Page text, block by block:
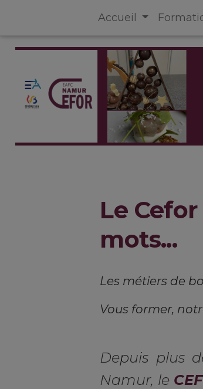
Accueil
Le
mots...
Les métiers de
Vous former,
Depuis plus
Namur, le